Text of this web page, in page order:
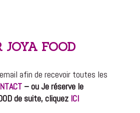
JOYA FOOD
afin de recevoir toutes les
– ou Je réserve le
de suite, cliquez ICI